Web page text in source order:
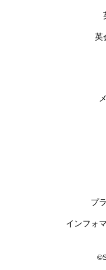
英
プ
インフォ